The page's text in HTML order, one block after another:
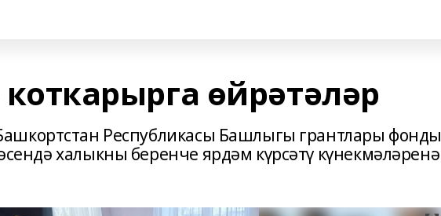
өйрәтәләр
Республикасы Башлыгы грантлары фонды
халыкны беренче ярдәм күрсәтү күнекмәләренә